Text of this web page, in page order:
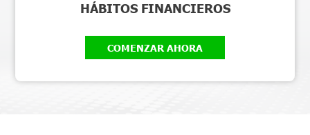
HÁBITOS FINANCIEROS
COMENZAR AHORA